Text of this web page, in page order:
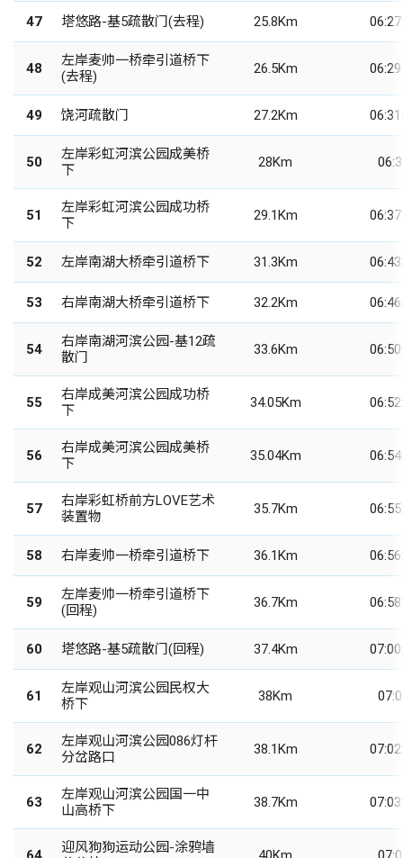
47 塔悠路-基5疏散门(去程) 25.8Km
48
左岸麦帅一桥牵引道桥下
(去程)
26.5Km
49 饶河疏散门 27.2Km
50
左岸彩虹河滨公园成美桥
下
28Km
51
左岸彩虹河滨公园成功桥
下
29.1Km
52 左岸南湖大桥牵引道桥下 31.3Km
53 右岸南湖大桥牵引道桥下 32.2Km
54
右岸南湖河滨公园-基12疏
散门
33.6Km
55
右岸成美河滨公园成功桥
下
34.05Km
56
右岸成美河滨公园成美桥
下
35.04Km
57
右岸彩虹桥前方LOVE艺术
装置物
35.7Km
58 右岸麦帅一桥牵引道桥下 36.1Km
59
左岸麦帅一桥牵引道桥下
(回程)
36.7Km
60 塔悠路-基5疏散门(回程) 37.4Km
61
左岸观山河滨公园民权大
桥下
38Km
62
左岸观山河滨公园086灯杆
分岔路口
38.1Km
63
左岸观山河滨公园国一中
山高桥下
38.7Km
迎风狗狗运动公园-涂鸦墙